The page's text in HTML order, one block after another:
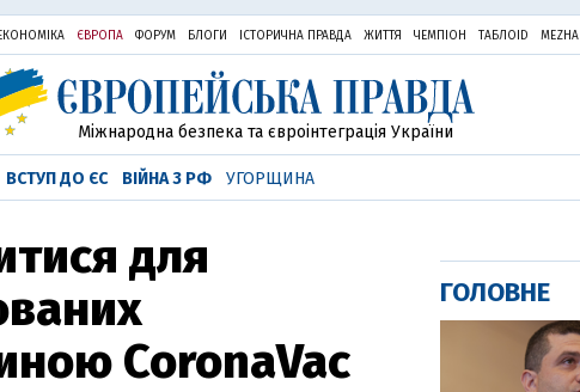
ЕКОНОМІКА ЄВРОПА ФОРУМ БЛОГИ ІСТОРИЧНА ПРАВДА ЖИТТЯ ЧЕМПІОН ТАБЛОID MEZHA
Міжнародна безпека та євроінтеграція України
ВСТУП ДО ЄС ВІЙНА З РФ УГОРЩИНА
для
CoronaVac
ГОЛОВНЕ